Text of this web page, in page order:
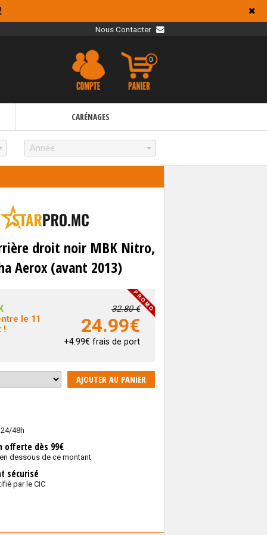
Nous Contacter
0
CARÉNAGES
Année
droit noir MBK Nitro,
Aerox (avant 2013)
le 11
!
32.80 €
24.99€
+4.99€ frais de port
AJOUTER AU PANIER
48h
offerte dès 99€
dessous de ce montant
sécurisé
par le CIC